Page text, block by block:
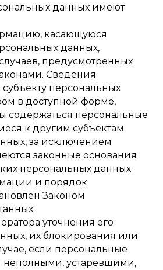
данных имеют
касающуюся
данных,
предусмотренных
Сведения
персональных
в доступной форме,
содержаться персональные
к другим субъектам
за исключением
законные основания
персональных данных.
и порядок
Законом
уточнения его
их блокирования или
если персональные
неполными, устаревшими,